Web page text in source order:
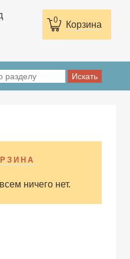
0 Корзина
ничего нет.